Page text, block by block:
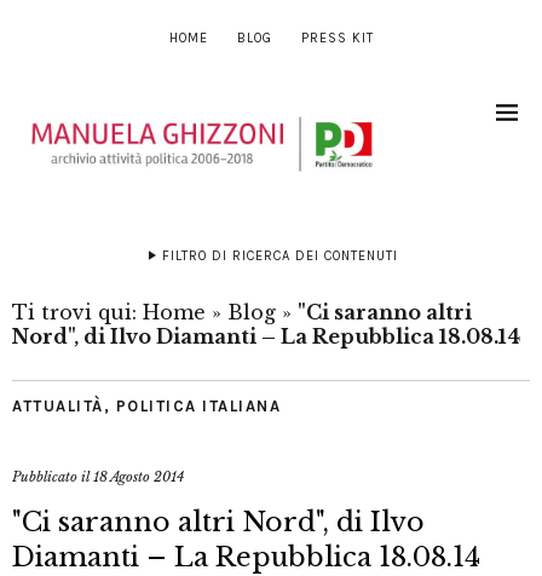
HOME BLOG PRESS KIT
FILTRO DI RICERCA DEI CONTENUTI
Ti trovi qui: Home » Blog » "Ci saranno altri
Nord", di Ilvo Diamanti – La Repubblica 18.08.14
ATTUALITÀ , POLITICA ITALIANA
Pubblicato il18 Agosto 2014
"Ci saranno altri Nord", di Ilvo
Diamanti – La Repubblica 18.08.14